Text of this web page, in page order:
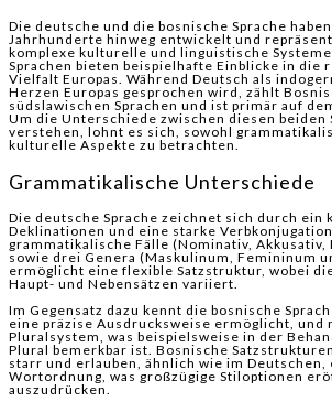
Die deutsche und die bosnische Sprache
Jahrhunderte hinweg entwickelt und
komplexe kulturelle und linguistische
Sprachen bieten beispielhafte Einblicke in die
Vielfalt Europas. Während Deutsch als
Herzen Europas gesprochen wird, zählt
südslawischen Sprachen und ist primär auf
Um die Unterschiede zwischen diesen beiden
verstehen, lohnt es sich, sowohl
kulturelle Aspekte zu betrachten.
Grammatikalische Unterschiede
Die deutsche Sprache zeichnet sich durch ein
Deklinationen und eine starke
grammatikalische Fälle (Nominativ, Akkusativ,
sowie drei Genera (Maskulinum, Femininum
ermöglicht eine flexible Satzstruktur, wobei
Haupt- und Nebensätzen variiert.
Im Gegensatz dazu kennt die bosnische
eine präzise Ausdrucksweise ermöglicht, und
Pluralsystem, was beispielsweise in der
Plural bemerkbar ist. Bosnische
starr und erlauben, ähnlich wie im
Wortordnung, was großzügige Stiloptionen
auszudrücken.